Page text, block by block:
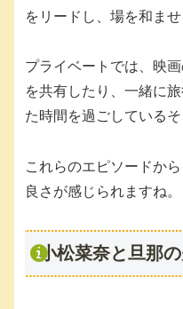
をリードし、場を和ま
プライベートでは、映
を共有したり、一緒に
た時間を過ごしているそ
これらのエピソードか
良さが感じられますね。
小松菜奈と旦那